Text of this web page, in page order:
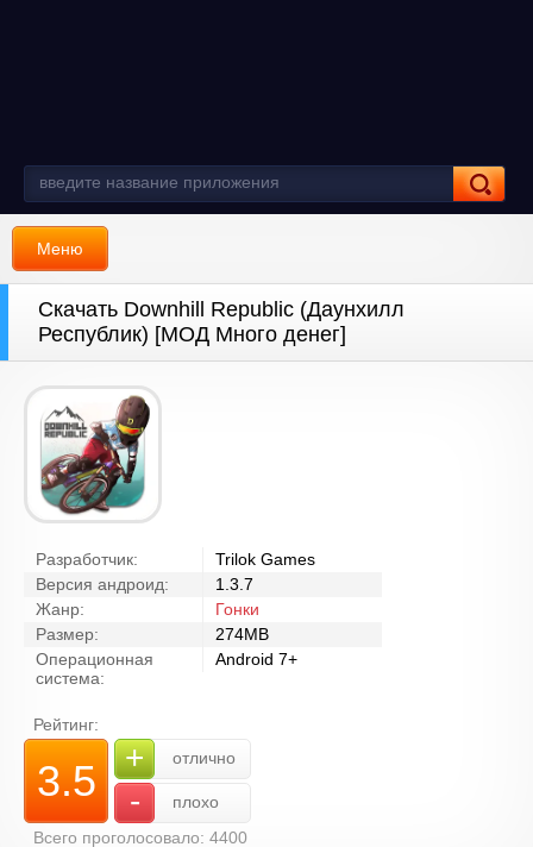
Меню
Скачать Downhill Republic (Даунхилл
Республик) [МОД Много денег]
Разработчик:
Trilok Games
Версия андроид:
1.3.7
Жанр:
Гонки
Размер:
274MB
Операционная
система:
Android 7+
Рейтинг:
3.5 + отлично
-
плохо
Всего проголосовало: 4400